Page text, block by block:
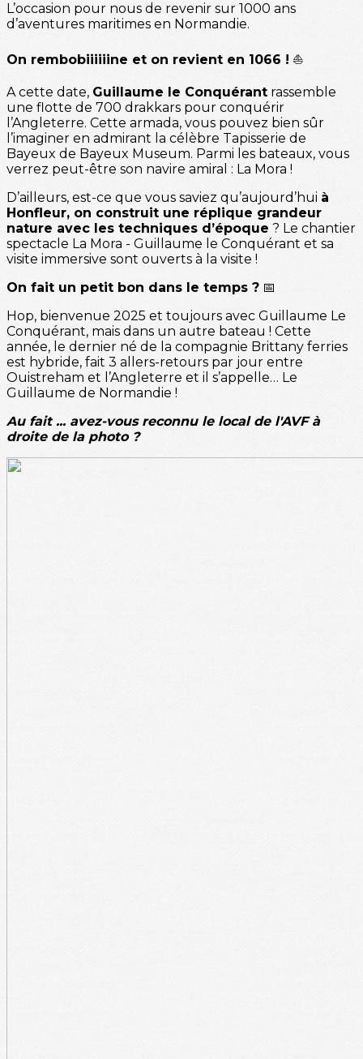
L’occasion pour nous de revenir sur 1000 ans
d’aventures maritimes en Normandie.
On rembobiiiiiine et on revient en 1066 ! ⛵
A cette date, Guillaume le Conquérant rassemble
une flotte de 700 drakkars pour conquérir
l’Angleterre. Cette armada, vous pouvez bien sûr
l’imaginer en admirant la célèbre Tapisserie de
Bayeux de Bayeux Museum. Parmi les bateaux, vous
verrez peut-être son navire amiral : La Mora !
D’ailleurs, est-ce que vous saviez qu’aujourd’hui à
Honfleur, on construit une réplique grandeur
nature avec les techniques d’époque ? Le chantier
spectacle La Mora - Guillaume le Conquérant et sa
visite immersive sont ouverts à la visite !
On fait un petit bon dans le temps ? 📅
Hop, bienvenue 2025 et toujours avec Guillaume Le
Conquérant, mais dans un autre bateau ! Cette
année, le dernier né de la compagnie Brittany ferries
est hybride, fait 3 allers-retours par jour entre
Ouistreham et l’Angleterre et il s’appelle… Le
Guillaume de Normandie !
Au fait ... avez-vous reconnu le local de l'AVF à
droite de la photo ?